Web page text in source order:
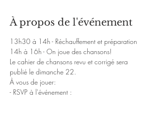
À propos de l'événement
13h30 à 14h - Réchauffement et préparation
14h à 16h - On joue des chansons!
Le cahier de chansons revu et corrigé sera
publié le dimanche 22.
À vous de jouer:
- RSVP à l'événement :